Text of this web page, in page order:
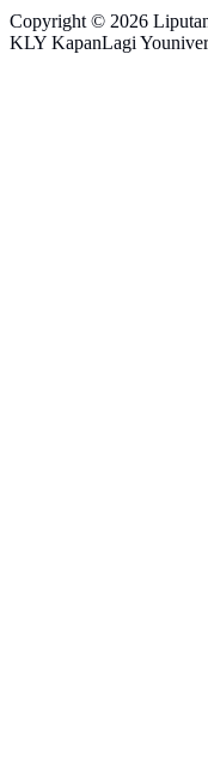
Copyright © 2026
KLY KapanLagi